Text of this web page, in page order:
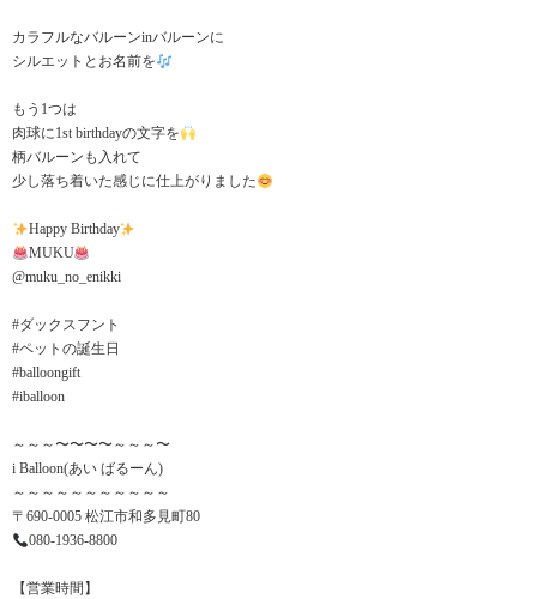
カラフルなバルーンinバルーンに
シルエットとお名前を
もう1つは
肉球に1st birthdayの文字を
柄バルーンも入れて
少し落ち着いた感じに仕上がりました
Happy Birthday
MUKU
@muku_no_enikki
#ダックスフント
#ペットの誕生日
#balloongift
#iballoon
～～～〜〜〜〜～～～〜
i Balloon(あい ばるーん)
～～～～～～～～～～～
〒690-0005 松江市和多見町80
080-1936-8800
【営業時間】